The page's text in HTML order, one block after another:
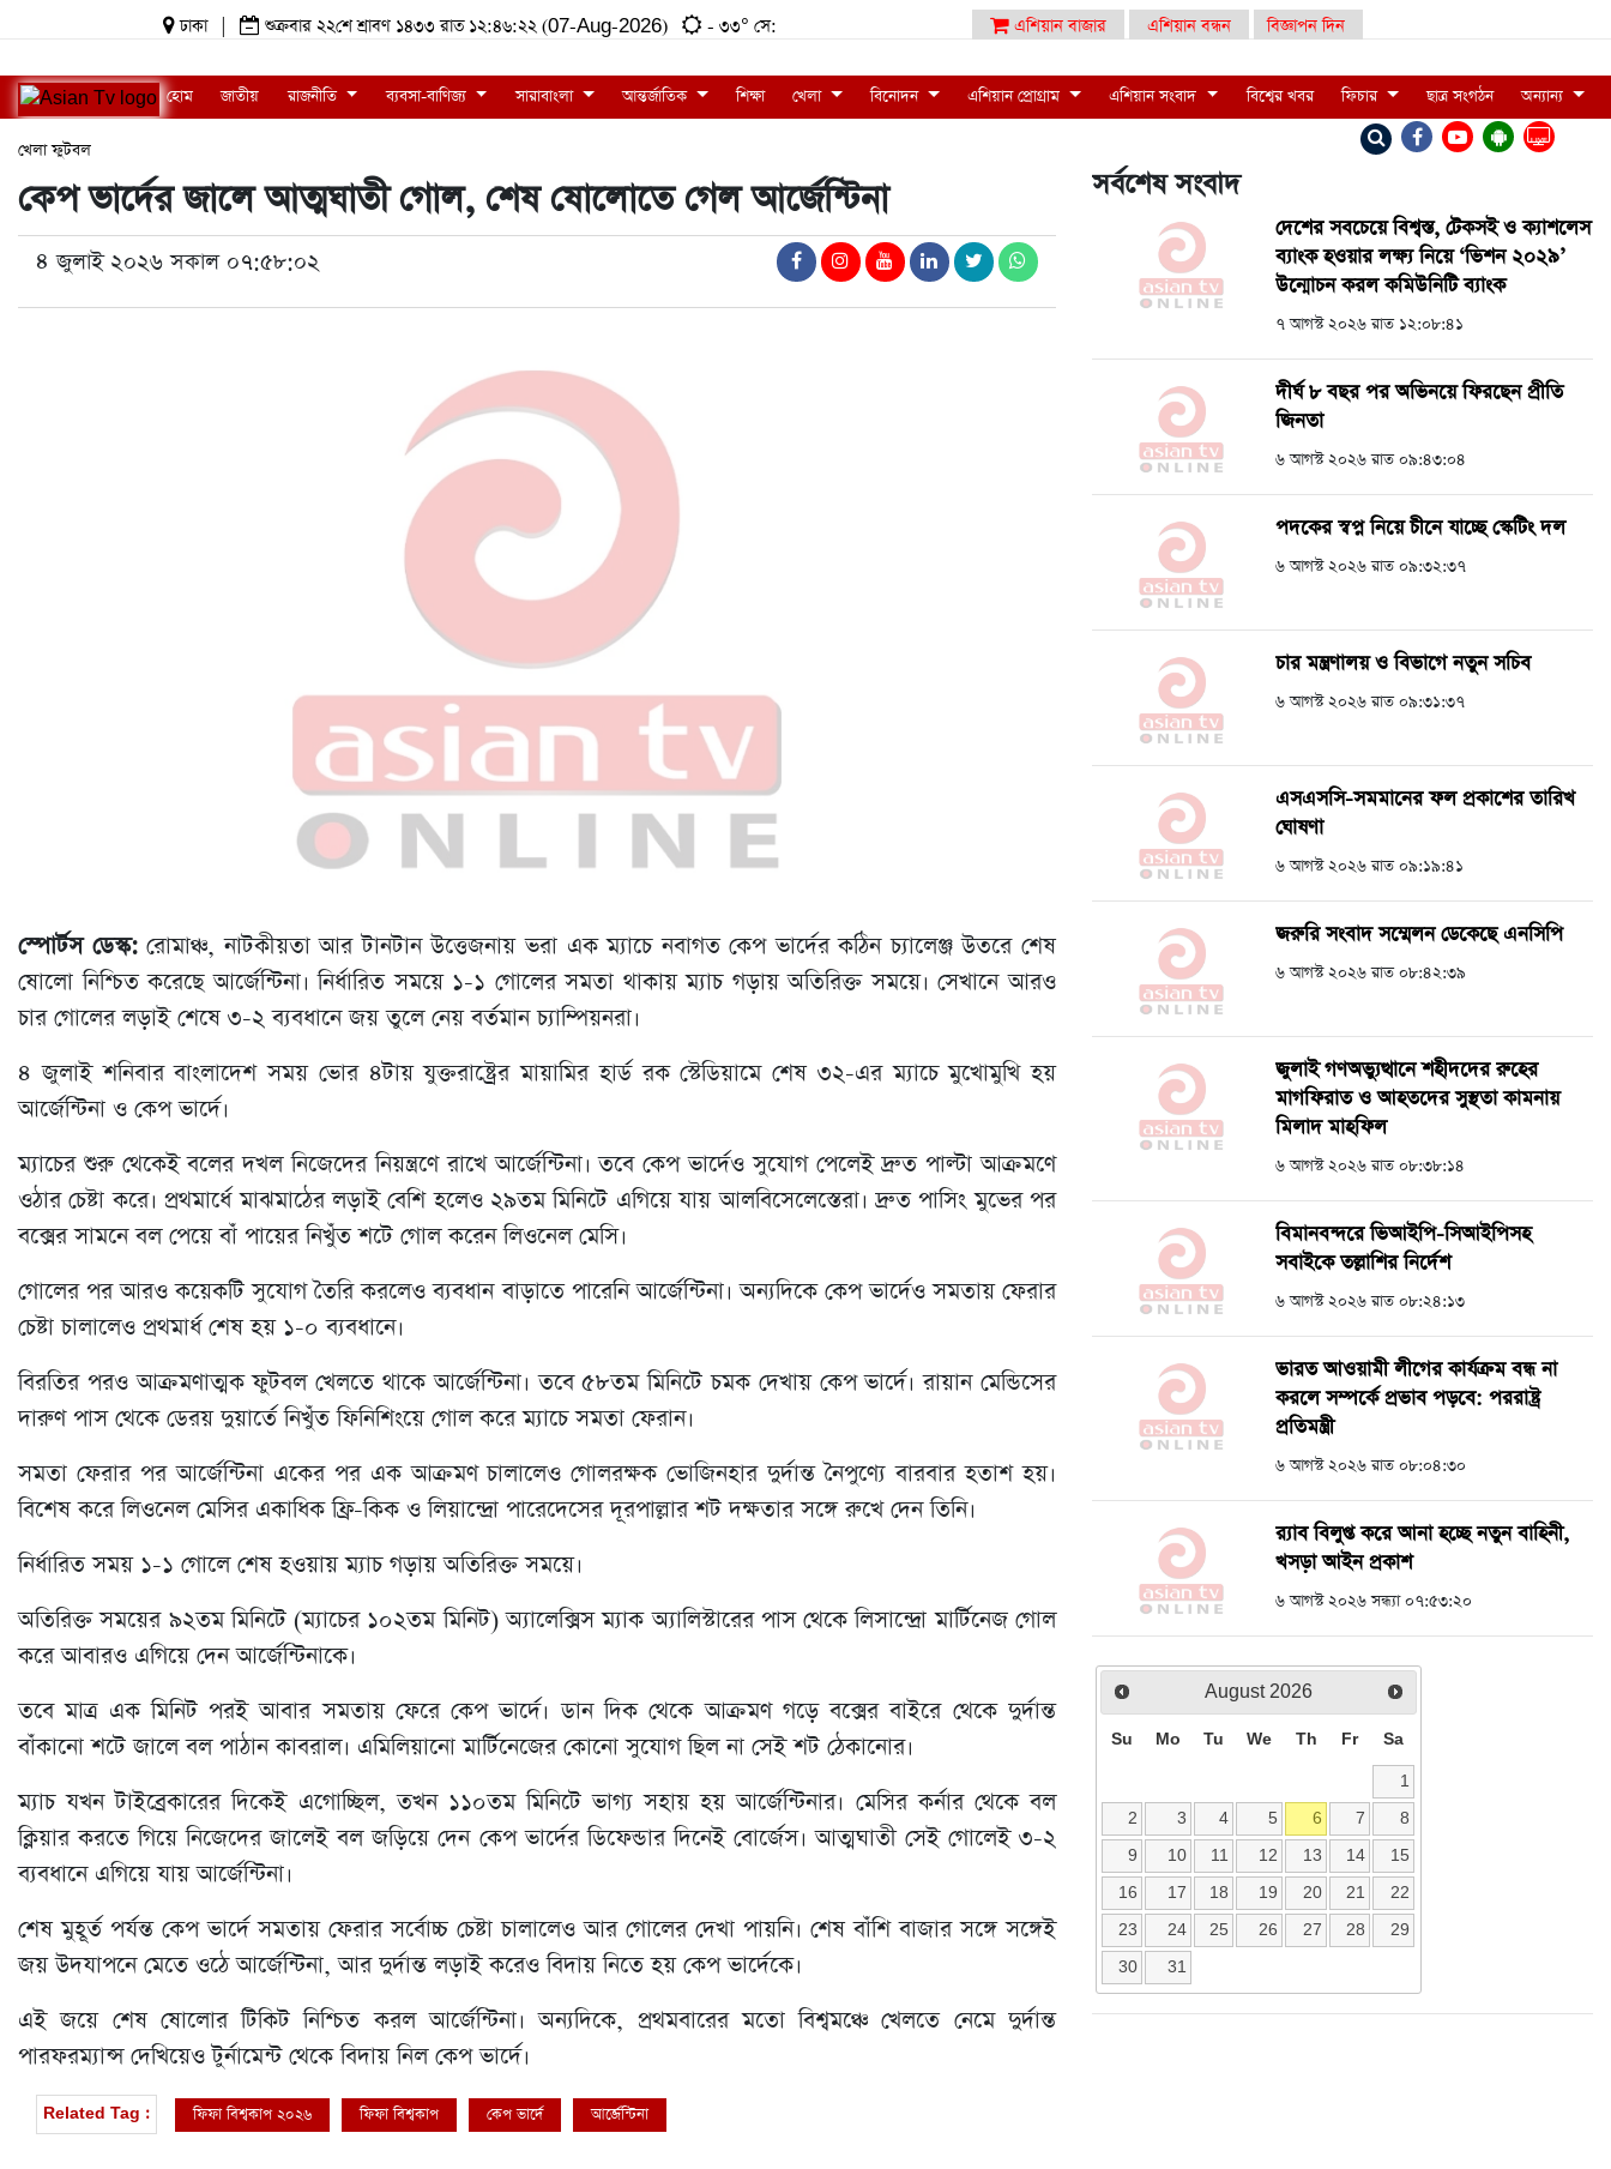
ঢাকা শুক্রবার ২২শে শ্রাবণ ১৪৩৩ রাত ১২:৪৬:২২ (07-Aug-2026) - ৩৩° সে: এশিয়ান বাজার এশিয়ান বন্ধন বিজ্ঞাপন দিন
LIVE
হোম জাতীয় রাজনীতি ব্যবসা-বাণিজ্য সারাবাংলা আন্তর্জাতিক শিক্ষা খেলা বিনোদন এশিয়ান প্রোগ্রাম এশিয়ান সংবাদ বিশ্বের খবর ফিচার ছাত্র সংগঠন অন্যান্য
খেলা ফুটবল
কেপ ভার্দের জালে আত্মঘাতী গোল, শেষ ষোলোতে গেল আর্জেন্টিনা
৪ জুলাই ২০২৬ সকাল ০৭:৫৮:০২
স্পোর্টস ডেস্ক:রোমাঞ্চ, নাটকীয়তা আর টানটান উত্তেজনায় ভরা এক ম্যাচে নবাগত কেপ ভার্দের কঠিন চ্যালেঞ্জ উতরে শেষ
ষোলো নিশ্চিত করেছে আর্জেন্টিনা। নির্ধারিত সময়ে ১-১ গোলের সমতা থাকায় ম্যাচ গড়ায় অতিরিক্ত সময়ে। সেখানে আরও
চার গোলের লড়াই শেষে ৩-২ ব্যবধানে জয় তুলে নেয় বর্তমান চ্যাম্পিয়নরা।
৪ জুলাই শনিবার বাংলাদেশ সময় ভোর ৪টায় যুক্তরাষ্ট্রের মায়ামির হার্ড রক স্টেডিয়ামে শেষ ৩২-এর ম্যাচে মুখোমুখি হয়
আর্জেন্টিনা ও কেপ ভার্দে।
ম্যাচের শুরু থেকেই বলের দখল নিজেদের নিয়ন্ত্রণে রাখে আর্জেন্টিনা। তবে কেপ ভার্দেও সুযোগ পেলেই দ্রুত পাল্টা আক্রমণে
ওঠার চেষ্টা করে। প্রথমার্ধে মাঝমাঠের লড়াই বেশি হলেও ২৯তম মিনিটে এগিয়ে যায় আলবিসেলেস্তেরা। দ্রুত পাসিং মুভের পর
বক্সের সামনে বল পেয়ে বাঁ পায়ের নিখুঁত শটে গোল করেন লিওনেল মেসি।
গোলের পর আরও কয়েকটি সুযোগ তৈরি করলেও ব্যবধান বাড়াতে পারেনি আর্জেন্টিনা। অন্যদিকে কেপ ভার্দেও সমতায় ফেরার
চেষ্টা চালালেও প্রথমার্ধ শেষ হয় ১-০ ব্যবধানে।
বিরতির পরও আক্রমণাত্মক ফুটবল খেলতে থাকে আর্জেন্টিনা। তবে ৫৮তম মিনিটে চমক দেখায় কেপ ভার্দে। রায়ান মেন্ডিসের
দারুণ পাস থেকে ডেরয় দুয়ার্তে নিখুঁত ফিনিশিংয়ে গোল করে ম্যাচে সমতা ফেরান।
সমতা ফেরার পর আর্জেন্টিনা একের পর এক আক্রমণ চালালেও গোলরক্ষক ভোজিনহার দুর্দান্ত নৈপুণ্যে বারবার হতাশ হয়।
বিশেষ করে লিওনেল মেসির একাধিক ফ্রি-কিক ও লিয়ান্দ্রো পারেদেসের দূরপাল্লার শট দক্ষতার সঙ্গে রুখে দেন তিনি।
নির্ধারিত সময় ১-১ গোলে শেষ হওয়ায় ম্যাচ গড়ায় অতিরিক্ত সময়ে।
অতিরিক্ত সময়ের ৯২তম মিনিটে (ম্যাচের ১০২তম মিনিট) অ্যালেক্সিস ম্যাক অ্যালিস্টারের পাস থেকে লিসান্দ্রো মার্টিনেজ গোল
করে আবারও এগিয়ে দেন আর্জেন্টিনাকে।
তবে মাত্র এক মিনিট পরই আবার সমতায় ফেরে কেপ ভার্দে। ডান দিক থেকে আক্রমণ গড়ে বক্সের বাইরে থেকে দুর্দান্ত
বাঁকানো শটে জালে বল পাঠান কাবরাল। এমিলিয়ানো মার্টিনেজের কোনো সুযোগ ছিল না সেই শট ঠেকানোর।
ম্যাচ যখন টাইব্রেকারের দিকেই এগোচ্ছিল, তখন ১১০তম মিনিটে ভাগ্য সহায় হয় আর্জেন্টিনার। মেসির কর্নার থেকে বল
ক্লিয়ার করতে গিয়ে নিজেদের জালেই বল জড়িয়ে দেন কেপ ভার্দের ডিফেন্ডার দিনেই বোর্জেস। আত্মঘাতী সেই গোলেই ৩-২
ব্যবধানে এগিয়ে যায় আর্জেন্টিনা।
শেষ মুহূর্ত পর্যন্ত কেপ ভার্দে সমতায় ফেরার সর্বোচ্চ চেষ্টা চালালেও আর গোলের দেখা পায়নি। শেষ বাঁশি বাজার সঙ্গে সঙ্গেই
জয় উদযাপনে মেতে ওঠে আর্জেন্টিনা, আর দুর্দান্ত লড়াই করেও বিদায় নিতে হয় কেপ ভার্দেকে।
এই জয়ে শেষ ষোলোর টিকিট নিশ্চিত করল আর্জেন্টিনা। অন্যদিকে, প্রথমবারের মতো বিশ্বমঞ্চে খেলতে নেমে দুর্দান্ত
পারফরম্যান্স দেখিয়েও টুর্নামেন্ট থেকে বিদায় নিল কেপ ভার্দে।
Related Tag : ফিফা বিশ্বকাপ ২০২৬ ফিফা বিশ্বকাপ কেপ ভার্দে আর্জেন্টিনা
সর্বশেষ সংবাদ
দেশের সবচেয়ে বিশ্বস্ত, টেকসই ও ক্যাশলেস
ব্যাংক হওয়ার লক্ষ্য নিয়ে ‘ভিশন ২০২৯’
উন্মোচন করল কমিউনিটি ব্যাংক
৭ আগস্ট ২০২৬ রাত ১২:০৮:৪১
দীর্ঘ ৮ বছর পর অভিনয়ে ফিরছেন প্রীতি
জিনতা
৬ আগস্ট ২০২৬ রাত ০৯:৪৩:০৪
পদকের স্বপ্ন নিয়ে চীনে যাচ্ছে স্কেটিং দল
৬ আগস্ট ২০২৬ রাত ০৯:৩২:৩৭
চার মন্ত্রণালয় ও বিভাগে নতুন সচিব
৬ আগস্ট ২০২৬ রাত ০৯:৩১:৩৭
এসএসসি-সমমানের ফল প্রকাশের তারিখ
ঘোষণা
৬ আগস্ট ২০২৬ রাত ০৯:১৯:৪১
জরুরি সংবাদ সম্মেলন ডেকেছে এনসিপি
৬ আগস্ট ২০২৬ রাত ০৮:৪২:৩৯
জুলাই গণঅভ্যুত্থানে শহীদদের রুহের
মাগফিরাত ও আহতদের সুস্থতা কামনায়
মিলাদ মাহফিল
৬ আগস্ট ২০২৬ রাত ০৮:৩৮:১৪
বিমানবন্দরে ভিআইপি-সিআইপিসহ
সবাইকে তল্লাশির নির্দেশ
৬ আগস্ট ২০২৬ রাত ০৮:২৪:১৩
ভারত আওয়ামী লীগের কার্যক্রম বন্ধ না
করলে সম্পর্কে প্রভাব পড়বে: পররাষ্ট্র
প্রতিমন্ত্রী
৬ আগস্ট ২০২৬ রাত ০৮:০৪:৩০
র‍্যাব বিলুপ্ত করে আনা হচ্ছে নতুন বাহিনী,
খসড়া আইন প্রকাশ
৬ আগস্ট ২০২৬ সন্ধ্যা ০৭:৫৩:২০
August 2026
Su Mo Tu We Th Fr Sa
1
2
3 4 5 6 7
8
9
10 11 12 13 14
15
16
17 18 19 20 21
22
23
24 25 26 27 28
29
30
31